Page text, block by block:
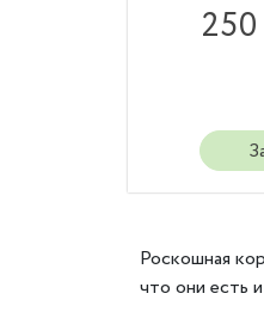
Роскошная
что они есть